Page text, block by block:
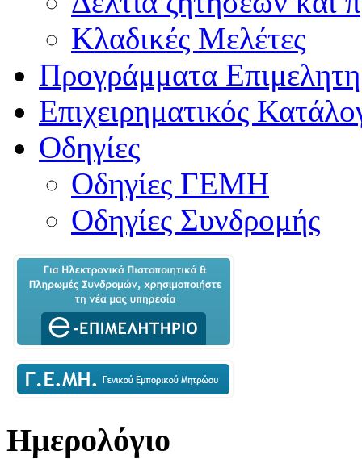
Κλαδικές Μελέτες
Προγράμματα
Επιχειρηματικός
Οδηγίες
Οδηγίες ΓΕΜΗ
Οδηγίες Συνδρομής
Ημερολόγιο